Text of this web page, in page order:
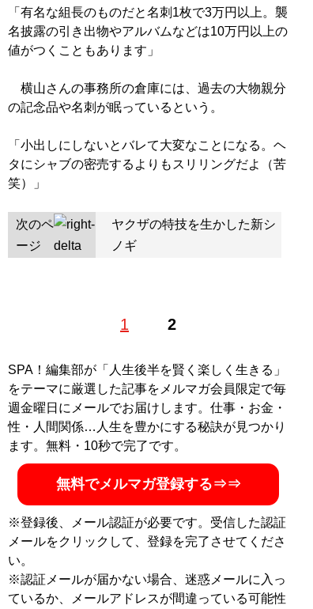
「有名な組長のものだと名刺1枚で3万円以上。襲
名披露の引き出物やアルバムなどは10万円以上の
値がつくこともあります」
横山さんの事務所の倉庫には、過去の大物親分
の記念品や名刺が眠っているという。
「小出しにしないとバレて大変なことになる。ヘ
タにシャブの密売するよりもスリリングだよ（苦
笑）」
次のペ
ージ
ヤクザの特技を生かした新シ
ノギ
1 2
SPA！編集部が「人生後半を賢く楽しく生きる」
をテーマに厳選した記事をメルマガ会員限定で毎
週金曜日にメールでお届けします。仕事・お金・
性・人間関係…人生を豊かにする秘訣が見つかり
ます。無料・10秒で完了です。
無料でメルマガ登録する⇒⇒
※登録後、メール認証が必要です。受信した認証
メールをクリックして、登録を完了させてくださ
い。
※認証メールが届かない場合、迷惑メールに入っ
ているか、メールアドレスが間違っている可能性